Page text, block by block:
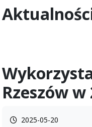
Rzeszów w
2025-05-20